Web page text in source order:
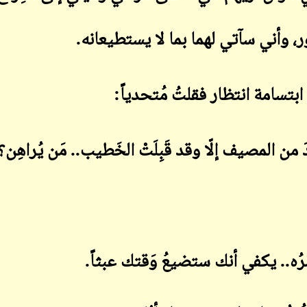
سآتي لهما بما لا يستطيعانه.
انتظار فقلتُ مُتحدياً:
من المصيف إلّا وقد قَبِلَتْ الخَطيب.. مَن
يكفي أنك ستضيعُ وَقتك عبثاً.